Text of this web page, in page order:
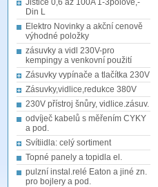
Jističe 0,6 až 100A 1-3pólové,-
Din L
Elektro Novinky a akční cenově
výhodné položky
zásuvky a vidl 230V-pro
kempingy a venkovní použití
Zásuvky vypínače a tlačítka 230V
Zásuvky,vidlice,redukce 380V
230V přístroj šnůry, vidlice.zásuv.
odvíječ kabelů s měřením CYKY
a pod.
Svítiidla: celý sortiment
Topné panely a topidla el.
pulzní instal.relé Eaton a jiné zn.
pro bojlery a pod.